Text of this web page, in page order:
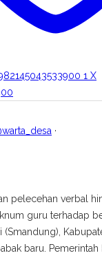
1 X
·
pelecehan verbal
guru terhadap
(Smandung),
baru. Pemerintah